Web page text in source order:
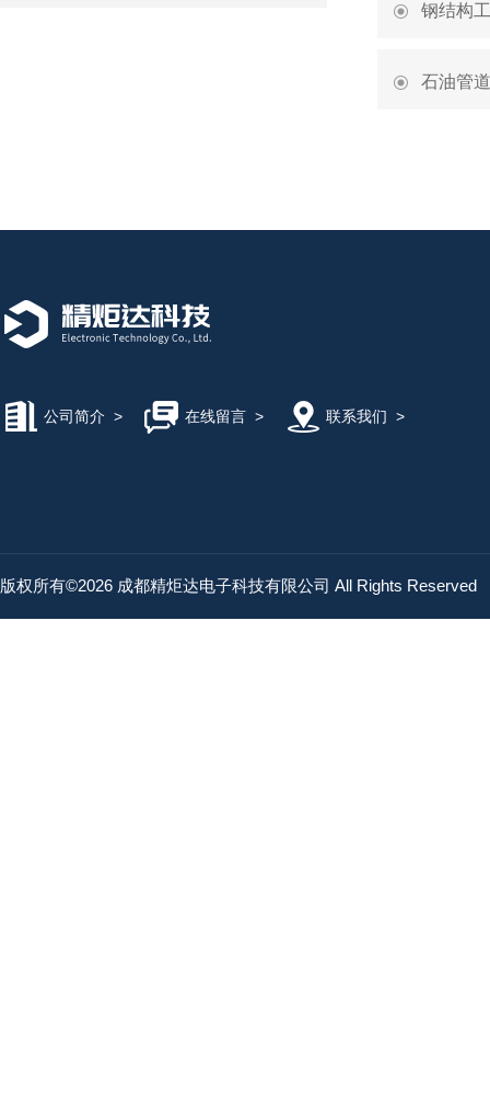
钢结构
石油管
公司简介 > 在线留言> 联系我们 >
版权所有©2026 成都精炬达电子科技有限公司 All Rights Reserved